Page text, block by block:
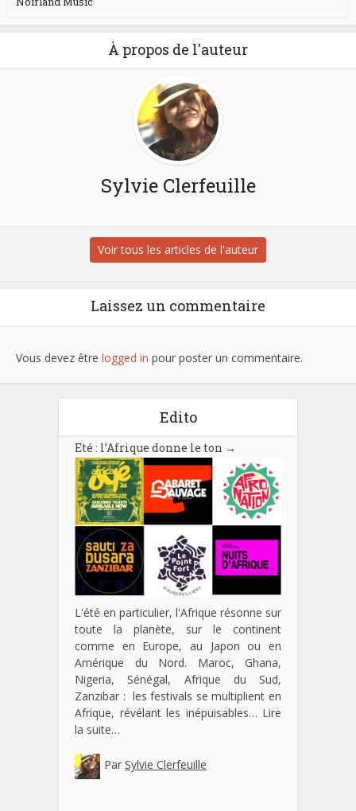
À propos de l'auteur
Sylvie Clerfeuille
Voir tous les articles de l'auteur
Laissez un commentaire
Vous devez être logged in pour poster un commentaire.
Edito
Eté : l’Afrique donne le ton →
L'été en particulier, l'Afrique résonne sur
toute la planète, sur le continent
comme en Europe, au Japon ou en
Amérique du Nord. Maroc, Ghana,
Nigeria, Sénégal, Afrique du Sud,
Zanzibar : les festivals se multiplient en
Afrique, révélant les inépuisables… Lire
la suite…
Par Sylvie Clerfeuille